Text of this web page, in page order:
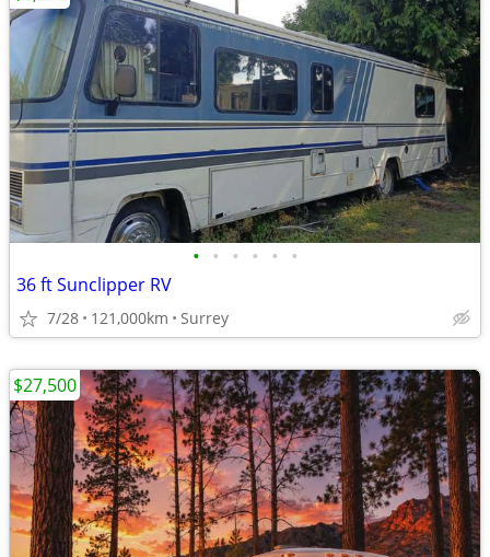
• • • • • •
36 ft Sunclipper RV
7/28 121,000km Surrey
$27,500